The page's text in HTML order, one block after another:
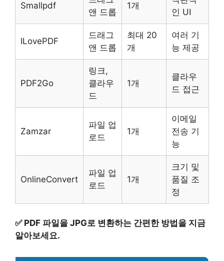
Smallpdf
앤 드롭
1개
인 UI
ILovePDF
드래그
앤 드롭
최대 20
개
여러 기
능 제공
PDF2Go
링크,
클라우
드
1개
클라우
드 접근
Zamzar
파일 업
로드
1개
이메일
전송 기
능
OnlineConvert
파일 업
로드
1개
크기 및
품질 조
정
✅ PDF 파일을 JPG로 변환하는 간편한 방법을 지금
알아보세요.